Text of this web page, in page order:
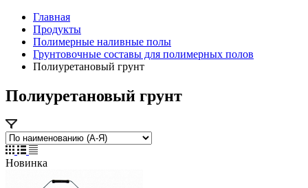
Главная
Продукты
Полимерные наливные полы
Грунтовочные составы для полимерных полов
Полиуретановый грунт
Полиуретановый грунт
Новинка